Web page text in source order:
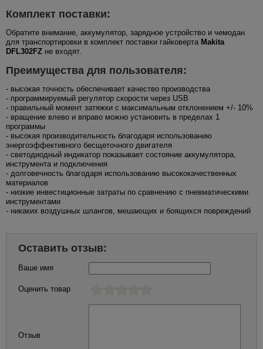
Комплект поставки:
Обратите внимание, аккумулятор, зарядное устройство и чемодан
для транспортировки в комплект поставки гайковерта Makita
DFL302FZ не входят.
Преимущества для пользователя:
- высокая точность обеспечивает качество производства
- программируемый регулятор скорости через USB
- правильный момент затяжки с максимальным отклонением +/- 10%
- вращение влево и вправо можно установить в пределах 1
программы
- высокая производительность благодаря использованию
энергоэффективного бесщеточного двигателя
- светодиодный индикатор показывает состояние аккумулятора,
инструмента и подключения
- долговечность благодаря использованию высококачественных
материалов
- низкие инвестиционные затраты по сравнению с пневматическими
инструментами
- никаких воздушных шлангов, мешающих и боящихся повреждений
Оставить отзыв:
Ваше имя
Оценить товар
Отзыв